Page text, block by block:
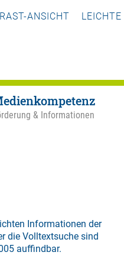
ANSICHT LEICHTE
& Informationen
Informationen der
die Volltextsuche sind
auffindbar.